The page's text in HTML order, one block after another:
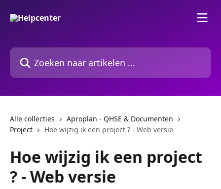
Zoeken naar artikelen ...
Alle collecties
Aproplan - QHSE & Documenten
Project
Hoe wijzig ik een project ? - Web versie
Hoe wijzig ik een project
? - Web versie